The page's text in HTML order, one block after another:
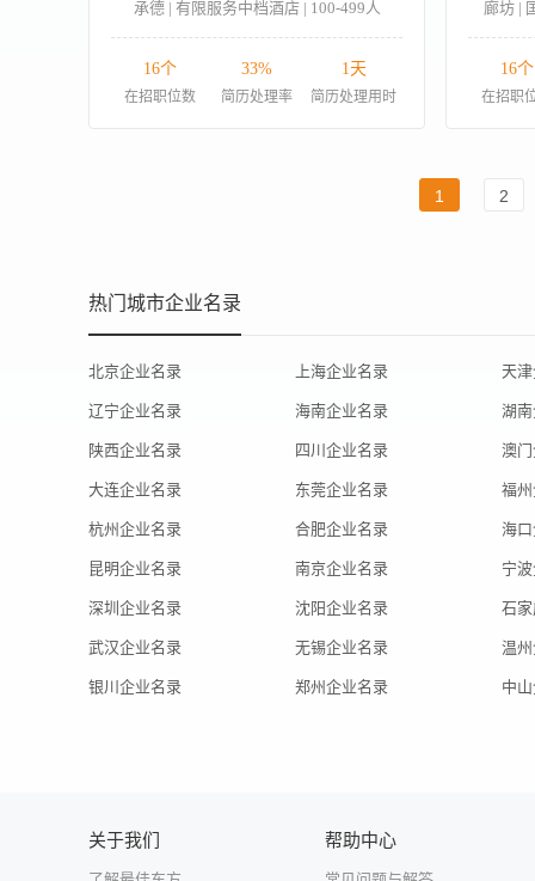
承德 | 有限服务中档酒店 | 100-499人
16个
在招职位数
33%
简历处理率
1天
简历处理用时
廊坊 |
16个
在招职
1 2
热门城市企业名录
北京企业名录 上海企业名录 天
辽宁企业名录 海南企业名录 湖
陕西企业名录 四川企业名录 澳
大连企业名录 东莞企业名录 福
杭州企业名录 合肥企业名录 海
昆明企业名录 南京企业名录 宁
深圳企业名录 沈阳企业名录 石
武汉企业名录 无锡企业名录 温
银川企业名录 郑州企业名录 中
关于我们 帮助中心